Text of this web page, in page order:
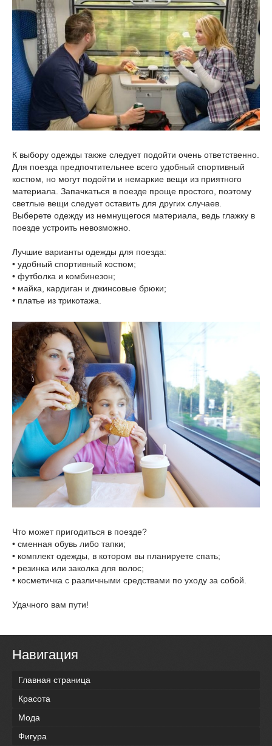
К выбору одежды также следует подойти очень ответственно.
Для поезда предпочтительнее всего удобный спортивный
костюм, но могут подойти и немаркие вещи из приятного
материала. Запачкаться в поезде проще простого, поэтому
светлые вещи следует оставить для других случаев.
Выберете одежду из немнущегося материала, ведь глажку в
поезде устроить невозможно.
Лучшие варианты одежды для поезда:
• удобный спортивный костюм;
• футболка и комбинезон;
• майка, кардиган и джинсовые брюки;
• платье из трикотажа.
Что может пригодиться в поезде?
• сменная обувь либо тапки;
• комплект одежды, в котором вы планируете спать;
• резинка или заколка для волос;
• косметичка с различными средствами по уходу за собой.
Удачного вам пути!
Навигация
Главная страница
Красота
Мода
Фигура